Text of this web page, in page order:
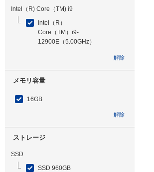
Intel（R) Core（TM) i9
Intel（R）
Core（TM）i9-
12900E（5.00GHz）
解除
メモリ容量
16GB
解除
ストレージ
SSD
SSD 960GB